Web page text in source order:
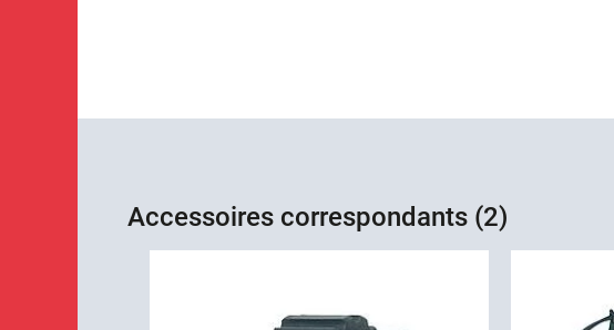
Accessoires correspondants (2)